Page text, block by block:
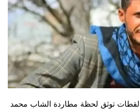
توثق لحظة مطاردة الشاب محمد